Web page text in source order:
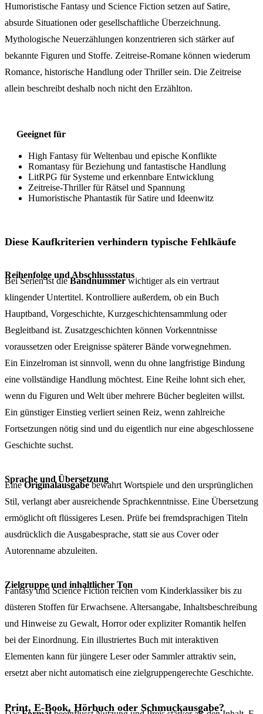
Humoristische Fantasy und Science Fiction setzen auf Satire,
absurde Situationen oder gesellschaftliche Überzeichnung.
Mythologische Neuerzählungen konzentrieren sich stärker auf
bekannte Figuren und Stoffe. Zeitreise-Romane können wiederum
Romance, historische Handlung oder Thriller sein. Die Zeitreise
allein beschreibt deshalb noch nicht den Erzählton.
Geeignet für
High Fantasy für Weltenbau und epische Konflikte
Romantasy für Beziehung und fantastische Handlung
LitRPG für Systeme und erkennbare Entwicklung
Zeitreise-Thriller für Rätsel und Spannung
Humoristische Phantastik für Satire und Ideenwitz
Diese Kaufkriterien verhindern typische Fehlkäufe
Reihenfolge und Abschlussstatus
Bei Serien ist dieBandnummerwichtiger als ein vertraut
klingender Untertitel. Kontrolliere außerdem, ob ein Buch
Hauptband, Vorgeschichte, Kurzgeschichtensammlung oder
Begleitband ist. Zusatzgeschichten können Vorkenntnisse
voraussetzen oder Ereignisse späterer Bände vorwegnehmen.
Ein Einzelroman ist sinnvoll, wenn du ohne langfristige Bindung
eine vollständige Handlung möchtest. Eine Reihe lohnt sich eher,
wenn du Figuren und Welt über mehrere Bücher begleiten willst.
Ein günstiger Einstieg verliert seinen Reiz, wenn zahlreiche
Fortsetzungen nötig sind und du eigentlich nur eine abgeschlossene
Geschichte suchst.
Sprache und Übersetzung
EineOriginalausgabebewahrt Wortspiele und den ursprünglichen
Stil, verlangt aber ausreichende Sprachkenntnisse. Eine Übersetzung
ermöglicht oft flüssigeres Lesen. Prüfe bei fremdsprachigen Titeln
ausdrücklich die Ausgabesprache, statt sie aus Cover oder
Autorenname abzuleiten.
Zielgruppe und inhaltlicher Ton
Fantasy und Science Fiction reichen vom Kinderklassiker bis zu
düsteren Stoffen für Erwachsene. Altersangabe, Inhaltsbeschreibung
und Hinweise zu Gewalt, Horror oder expliziter Romantik helfen
bei der Einordnung. Ein illustriertes Buch mit interaktiven
Elementen kann für jüngere Leser oder Sammler attraktiv sein,
ersetzt aber nicht automatisch eine zielgruppengerechte Geschichte.
Print, E-Book, Hörbuch oder Schmuckausgabe?